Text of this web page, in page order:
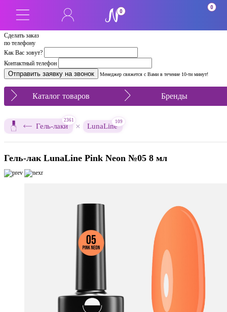
Сделать заказ
по телефону
Как Вас зовут?
Контактный телефон
Менеджер свяжется с Вами в течение 10-ти минут!
0
0
Каталог товаров Бренды
Гель-лаки
2361
× LunaLine
109
Гель-лак LunaLine Pink Neon №05 8 мл